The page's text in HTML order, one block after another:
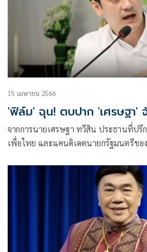
15 เมษายน 2566
'ฟิล์ม' ฉุน! ตบปาก 'เศรษฐา'
จากการนายเศรษฐา ทวีสิน ประธานที่ป
เพื่อไทย และแคนดิเดตนายกรัฐมนตรีขอ
ป้อม ของพรรคพลังประชา